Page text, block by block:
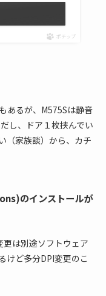
ポチップ
あるが、M575Sは静音
し、ドア１枚挟んでい
（家族談）から、カチ
のインストールが
は別途ソフトウェア
けど多分DPI変更のこ